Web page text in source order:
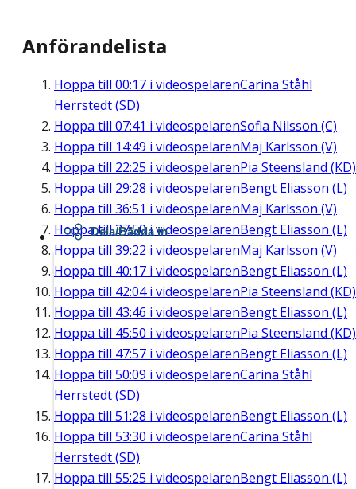
Anförandelista
Hoppa till 00:17 i videospelarenCarina Ståhl
Herrstedt (SD)
Hoppa till 07:41 i videospelarenSofia Nilsson (C)
Hoppa till 14:49 i videospelarenMaj Karlsson (V)
Hoppa till 22:25 i videospelarenPia Steensland (KD)
Hoppa till 29:28 i videospelarenBengt Eliasson (L)
Hoppa till 36:51 i videospelarenMaj Karlsson (V)
Hoppa till37:50i videospelarenBengt Eliasson (L)
Hoppa till 39:22 i videospelarenMaj Karlsson (V)
Hoppa till 40:17 i videospelarenBengt Eliasson (L)
Hoppa till 42:04i videospelarenPia Steensland (KD)
Hoppa till 43:46 i videospelarenBengt Eliasson (L)
Hoppa till 45:50 i videospelarenPia Steensland (KD)
Hoppa till 47:57 i videospelarenBengt Eliasson (L)
Hoppa till 50:09 i videospelarenCarina Ståhl
Herrstedt (SD)
Hoppa till 51:28 i videospelarenBengt Eliasson (L)
Hoppa till 53:30 i videospelarenCarina Ståhl
Herrstedt (SD)
Hoppa till 55:25 i videospelarenBengt Eliasson (L)
Dela/Bädda in